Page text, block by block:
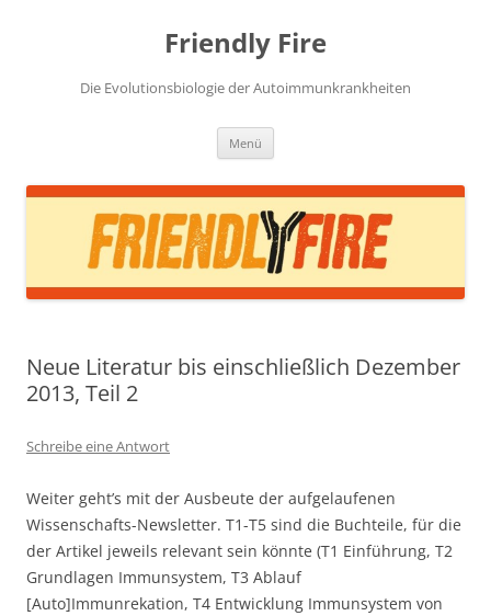
Friendly Fire
Die Evolutionsbiologie der Autoimmunkrankheiten
Menü
Neue Literatur bis einschließlich Dezember
2013, Teil 2
Schreibe eine Antwort
Weiter geht’s mit der Ausbeute der aufgelaufenen
Wissenschafts-Newsletter. T1-T5 sind die Buchteile, für die
der Artikel jeweils relevant sein könnte (T1 Einführung, T2
Grundlagen Immunsystem, T3 Ablauf
[Auto]Immunrekation, T4 Entwicklung Immunsystem von